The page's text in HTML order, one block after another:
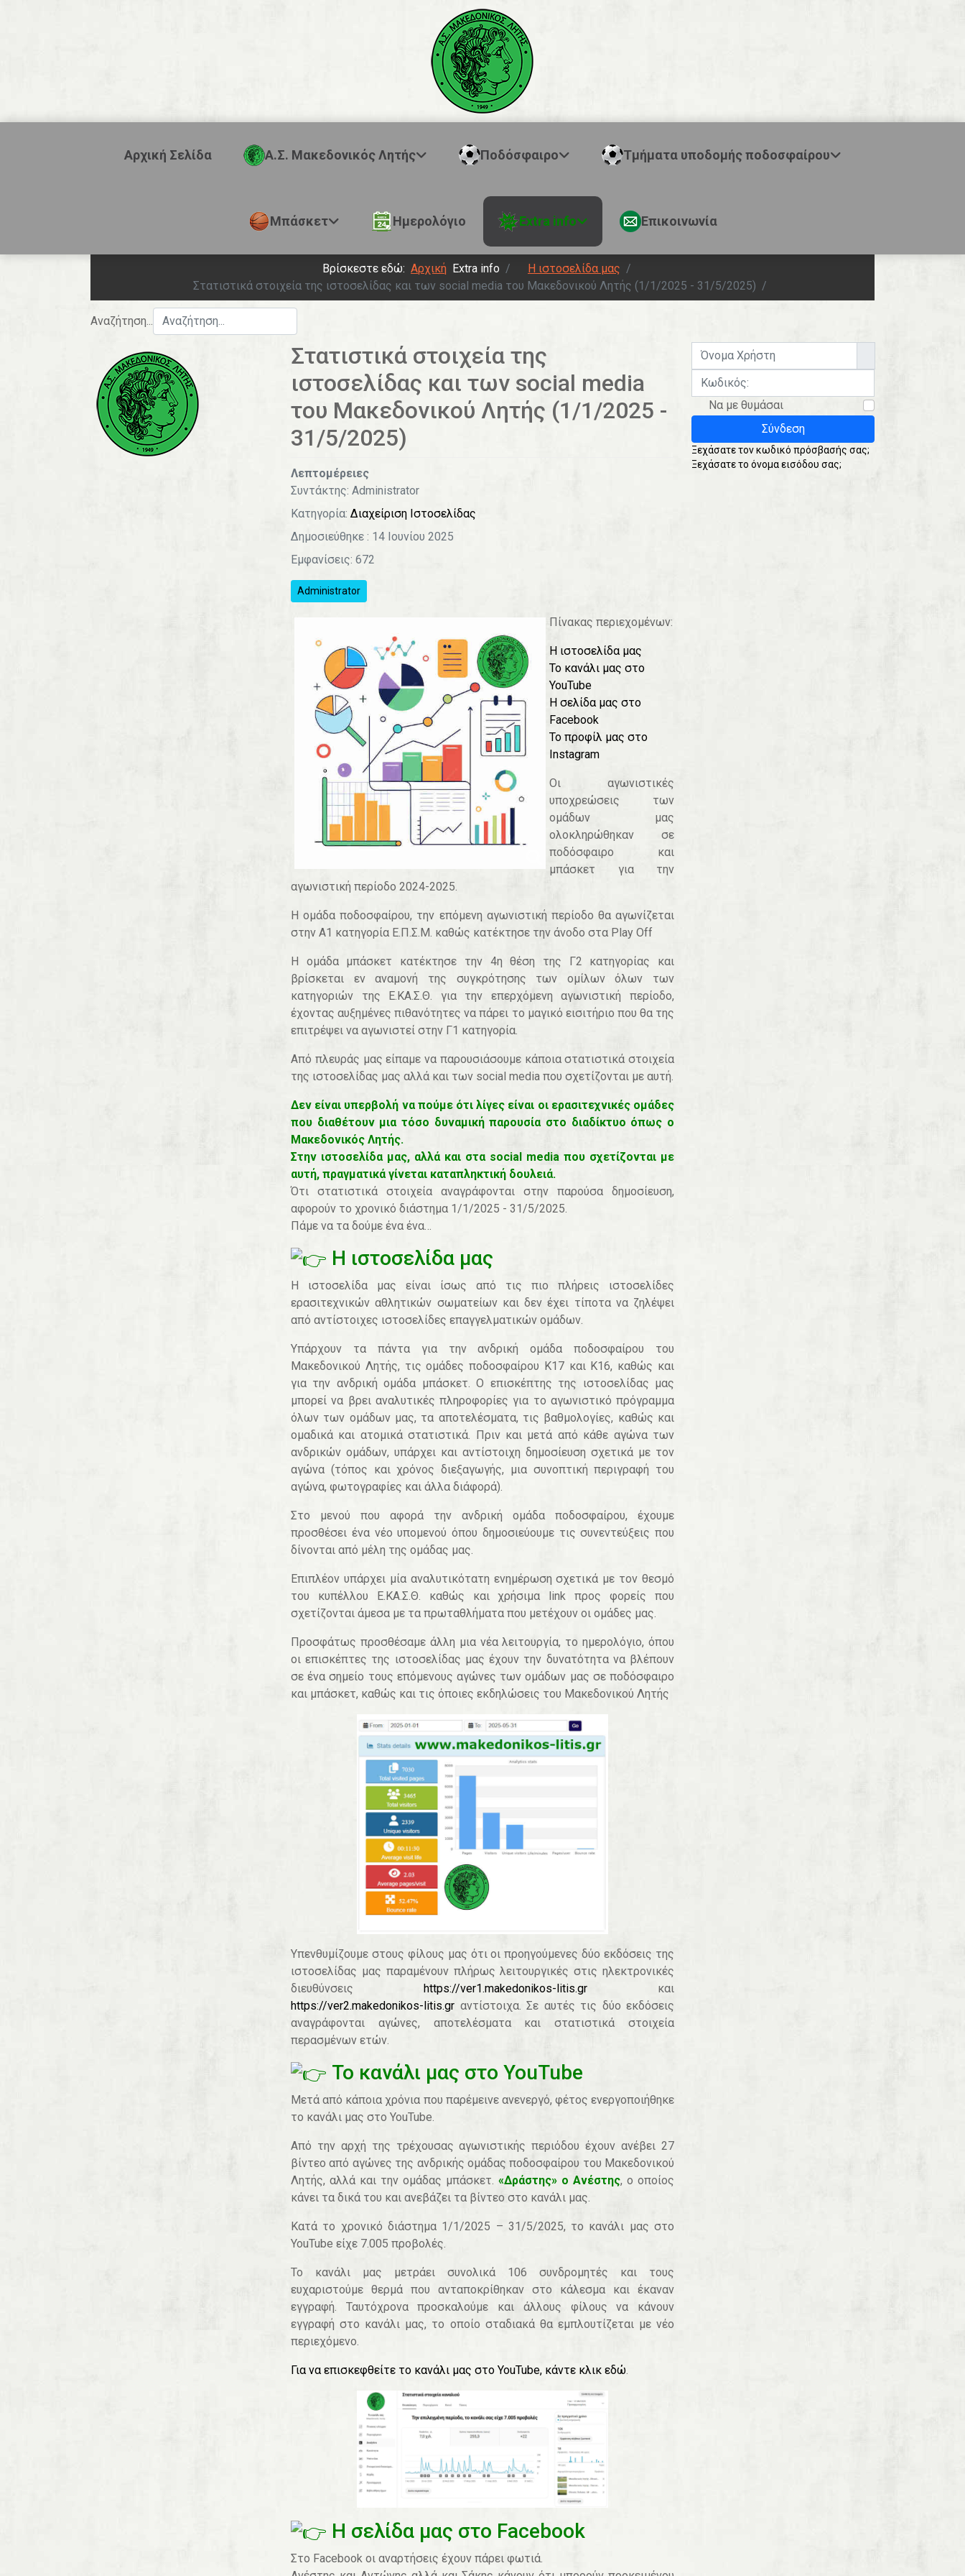
Αρχική Σελίδα Α.Σ. Μακεδονικός Λητής Ποδόσφαιρο Τμήματα υποδομής ποδοσφαίρου
Μπάσκετ Ημερολόγιο Extra info Επικοινωνία
Βρίσκεστε εδώ: Αρχική Extra info
Η ιστοσελίδα μας
Στατιστικά στοιχεία της ιστοσελίδας και των social media του Μακεδονικού Λητής (1/1/2025 - 31/5/2025)
Αναζήτηση...
Στατιστικά στοιχεία της
ιστοσελίδας και των social media
του Μακεδονικού Λητής (1/1/2025 -
31/5/2025)
Λεπτομέρειες
Συντάκτης: Administrator
Κατηγορία: Διαχείριση Ιστοσελίδας
Δημοσιεύθηκε : 14 Ιουνίου 2025
Εμφανίσεις: 672
Administrator
Πίνακας περιεχομένων:
Η ιστοσελίδα μας
Το κανάλι μας στο
YouTube
Η σελίδα μας στο
Facebook
Το προφίλ μας στο
Instagram
Οι αγωνιστικές
υποχρεώσεις των
ομάδων μας
ολοκληρώθηκαν σε
ποδόσφαιρο και
μπάσκετ για την
αγωνιστική περίοδο 2024-2025.
Η ομάδα ποδοσφαίρου, την επόμενη αγωνιστική περίοδο θα αγωνίζεται
στην Α1 κατηγορία Ε.Π.Σ.Μ. καθώς κατέκτησε την άνοδο στα Play Off
Η ομάδα μπάσκετ κατέκτησε την 4η θέση της Γ2 κατηγορίας και
βρίσκεται εν αναμονή της συγκρότησης των ομίλων όλων των
κατηγοριών της Ε.ΚΑ.Σ.Θ. για την επερχόμενη αγωνιστική περίοδο,
έχοντας αυξημένες πιθανότητες να πάρει το μαγικό εισιτήριο που θα της
επιτρέψει να αγωνιστεί στην Γ1 κατηγορία.
Από πλευράς μας είπαμε να παρουσιάσουμε κάποια στατιστικά στοιχεία
της ιστοσελίδας μας αλλά και των social media που σχετίζονται με αυτή.
Δεν είναι υπερβολή να πούμε ότι λίγες είναι οι ερασιτεχνικές ομάδες
που διαθέτουν μια τόσο δυναμική παρουσία στο διαδίκτυο όπως ο
Μακεδονικός Λητής.
Στην ιστοσελίδα μας, αλλά και στα social media που σχετίζονται με
αυτή, πραγματικά γίνεται καταπληκτική δουλειά.
Ότι στατιστικά στοιχεία αναγράφονται στην παρούσα δημοσίευση,
αφορούν το χρονικό διάστημα 1/1/2025 - 31/5/2025.
Πάμε να τα δούμε ένα ένα…
Η ιστοσελίδα μας
Η ιστοσελίδα μας είναι ίσως από τις πιο πλήρεις ιστοσελίδες
ερασιτεχνικών αθλητικών σωματείων και δεν έχει τίποτα να ζηλέψει
από αντίστοιχες ιστοσελίδες επαγγελματικών ομάδων.
Υπάρχουν τα πάντα για την ανδρική ομάδα ποδοσφαίρου του
Μακεδονικού Λητής, τις ομάδες ποδοσφαίρου Κ17 και Κ16, καθώς και
για την ανδρική ομάδα μπάσκετ. Ο επισκέπτης της ιστοσελίδας μας
μπορεί να βρει αναλυτικές πληροφορίες για το αγωνιστικό πρόγραμμα
όλων των ομάδων μας, τα αποτελέσματα, τις βαθμολογίες, καθώς και
ομαδικά και ατομικά στατιστικά. Πριν και μετά από κάθε αγώνα των
ανδρικών ομάδων, υπάρχει και αντίστοιχη δημοσίευση σχετικά με τον
αγώνα (τόπος και χρόνος διεξαγωγής, μια συνοπτική περιγραφή του
αγώνα, φωτογραφίες και άλλα διάφορά).
Στο μενού που αφορά την ανδρική ομάδα ποδοσφαίρου, έχουμε
προσθέσει ένα νέο υπομενού όπου δημοσιεύουμε τις συνεντεύξεις που
δίνονται από μέλη της ομάδας μας.
Επιπλέον υπάρχει μία αναλυτικότατη ενημέρωση σχετικά με τον θεσμό
του κυπέλλου Ε.ΚΑ.Σ.Θ. καθώς και χρήσιμα link προς φορείς που
σχετίζονται άμεσα με τα πρωταθλήματα που μετέχουν οι ομάδες μας.
Προσφάτως προσθέσαμε άλλη μια νέα λειτουργία, το ημερολόγιο, όπου
οι επισκέπτες της ιστοσελίδας μας έχουν την δυνατότητα να βλέπουν
σε ένα σημείο τους επόμενους αγώνες των ομάδων μας σε ποδόσφαιρο
και μπάσκετ, καθώς και τις όποιες εκδηλώσεις του Μακεδονικού Λητής
Υπενθυμίζουμε στους φίλους μας ότι οι προηγούμενες δύο εκδόσεις της
ιστοσελίδας μας παραμένουν πλήρως λειτουργικές στις ηλεκτρονικές
διευθύνσεις https://ver1.makedonikos-litis.gr και
https://ver2.makedonikos-litis.gr αντίστοιχα. Σε αυτές τις δύο εκδόσεις
αναγράφονται αγώνες, αποτελέσματα και στατιστικά στοιχεία
περασμένων ετών.
Το κανάλι μας στο YouTube
Μετά από κάποια χρόνια που παρέμεινε ανενεργό, φέτος ενεργοποιήθηκε
το κανάλι μας στο YouTube.
Από την αρχή της τρέχουσας αγωνιστικής περιόδου έχουν ανέβει 27
βίντεο από αγώνες της ανδρικής ομάδας ποδοσφαίρου του Μακεδονικού
Λητής, αλλά και την ομάδας μπάσκετ. «Δράστης» ο Ανέστης, ο οποίος
κάνει τα δικά του και ανεβάζει τα βίντεο στο κανάλι μας.
Κατά το χρονικό διάστημα 1/1/2025 – 31/5/2025, το κανάλι μας στο
YouTube είχε 7.005 προβολές.
Το κανάλι μας μετράει συνολικά 106 συνδρομητές και τους
ευχαριστούμε θερμά που ανταποκρίθηκαν στο κάλεσμα και έκαναν
εγγραφή. Ταυτόχρονα προσκαλούμε και άλλους φίλους να κάνουν
εγγραφή στο κανάλι μας, το οποίο σταδιακά θα εμπλουτίζεται με νέο
περιεχόμενο.
Για να επισκεφθείτε το κανάλι μας στο YouTube, κάντε κλικ εδώ.
Η σελίδα μας στο Facebook
Στο Facebook οι αναρτήσεις έχουν πάρει φωτιά.
Όνομα Χρήστη
Κωδικός:
Να με θυμάσαι
Σύνδεση
Ξεχάσατε τον κωδικό πρόσβασής σας;
Ξεχάσατε το όνομα εισόδου σας;